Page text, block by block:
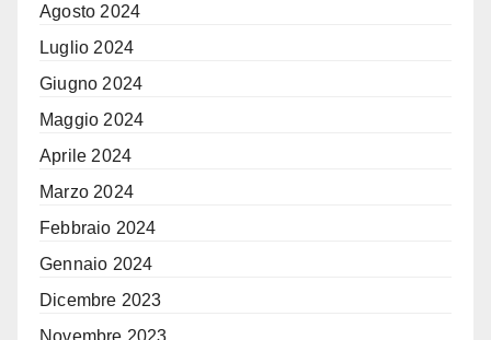
Agosto 2024
Luglio 2024
Giugno 2024
Maggio 2024
Aprile 2024
Marzo 2024
Febbraio 2024
Gennaio 2024
Dicembre 2023
Novembre 2023